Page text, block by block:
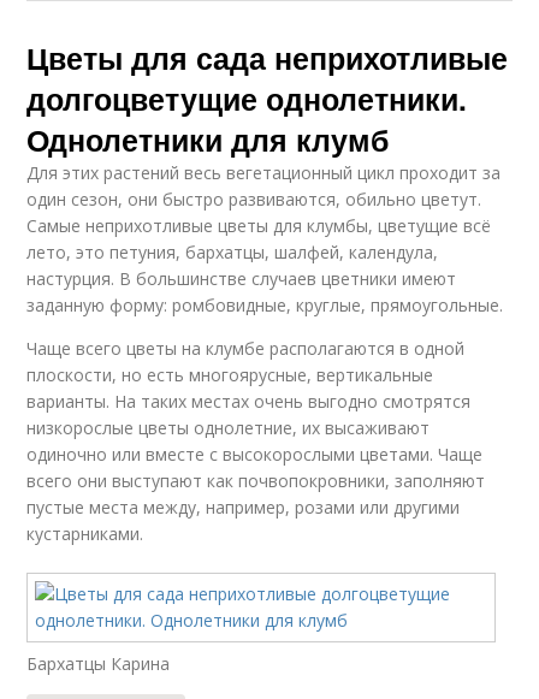
Цветы для сада неприхотливые
долгоцветущие однолетники.
Однолетники для клумб
Для этих растений весь вегетационный цикл проходит за
один сезон, они быстро развиваются, обильно цветут.
Самые неприхотливые цветы для клумбы, цветущие всё
лето, это петуния, бархатцы, шалфей, календула,
настурция. В большинстве случаев цветники имеют
заданную форму: ромбовидные, круглые, прямоугольные.
Чаще всего цветы на клумбе располагаются в одной
плоскости, но есть многоярусные, вертикальные
варианты. На таких местах очень выгодно смотрятся
низкорослые цветы однолетние, их высаживают
одиночно или вместе с высокорослыми цветами. Чаще
всего они выступают как почвопокровники, заполняют
пустые места между, например, розами или другими
кустарниками.
Бархатцы Карина